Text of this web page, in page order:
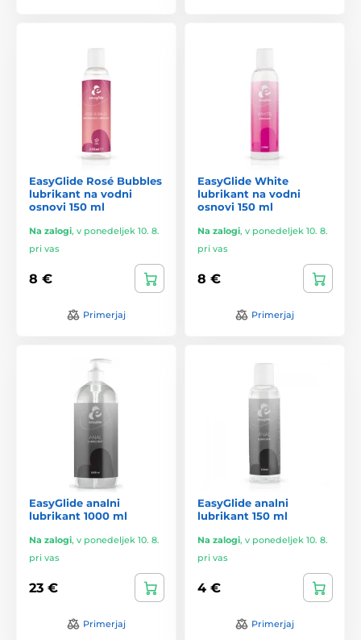
EasyGlide Rosé Bubbles
lubrikant na vodni
osnovi 150 ml
Na zalogi, v ponedeljek 10. 8.
pri vas
8 €
Primerjaj
EasyGlide White
lubrikant na vodni
osnovi 150 ml
Na zalogi, v ponedeljek 10. 8.
pri vas
8 €
Primerjaj
EasyGlide analni
lubrikant 1000 ml
Na zalogi, v ponedeljek 10. 8.
pri vas
23 €
Primerjaj
EasyGlide analni
lubrikant 150 ml
Na zalogi, v ponedeljek 10. 8.
pri vas
4 €
Primerjaj